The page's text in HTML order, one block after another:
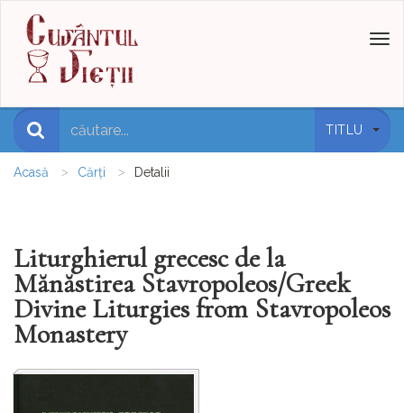
TITLU
Acasă Cărți Detalii
Liturghierul grecesc de la
Mănăstirea Stavropoleos/Greek
Divine Liturgies from Stavropoleos
Monastery